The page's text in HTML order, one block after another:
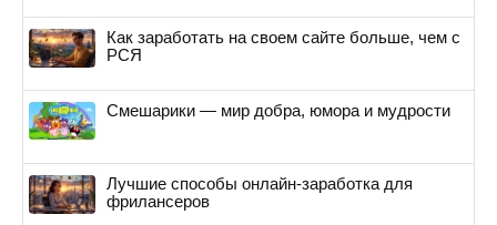
Как заработать на своем сайте больше, чем с
РСЯ
Смешарики — мир добра, юмора и мудрости
Лучшие способы онлайн-заработка для
фрилансеров